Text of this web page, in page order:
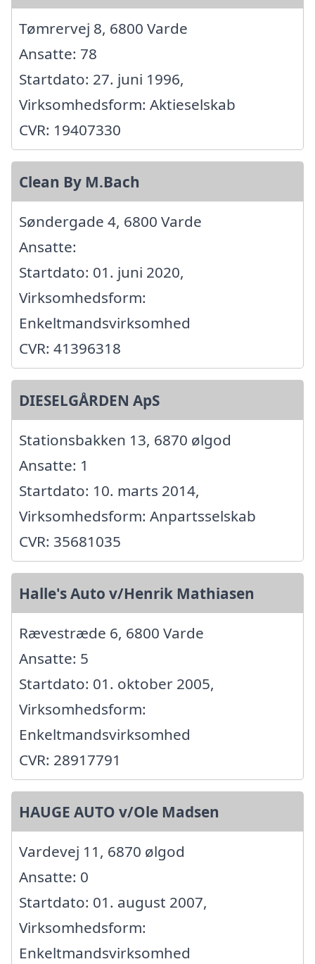
Tømrervej 8, 6800 Varde
Ansatte: 78
Startdato: 27. juni 1996,
Virksomhedsform: Aktieselskab
CVR: 19407330
Clean By M.Bach
Søndergade 4, 6800 Varde
Ansatte:
Startdato: 01. juni 2020,
Virksomhedsform:
Enkeltmandsvirksomhed
CVR: 41396318
DIESELGÅRDEN ApS
Stationsbakken 13, 6870 ølgod
Ansatte: 1
Startdato: 10. marts 2014,
Virksomhedsform: Anpartsselskab
CVR: 35681035
Halle's Auto v/Henrik Mathiasen
Rævestræde 6, 6800 Varde
Ansatte: 5
Startdato: 01. oktober 2005,
Virksomhedsform:
Enkeltmandsvirksomhed
CVR: 28917791
HAUGE AUTO v/Ole Madsen
Vardevej 11, 6870 ølgod
Ansatte: 0
Startdato: 01. august 2007,
Virksomhedsform:
Enkeltmandsvirksomhed